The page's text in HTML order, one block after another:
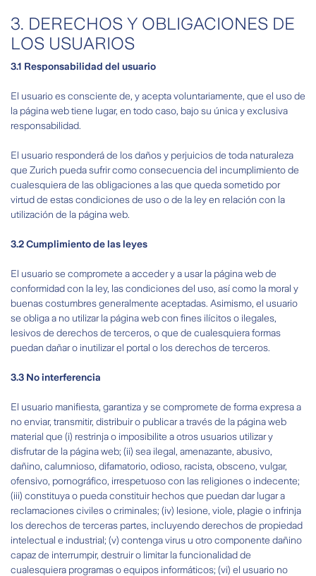
3. DERECHOS Y OBLIGACIONES DE
LOS USUARIOS
3.1 Responsabilidad del usuario
El usuario es consciente de, y acepta voluntariamente, que el uso de
la página web tiene lugar, en todo caso, bajo su única y exclusiva
responsabilidad.
El usuario responderá de los daños y perjuicios de toda naturaleza
que Zurich pueda sufrir como consecuencia del incumplimiento de
cualesquiera de las obligaciones a las que queda sometido por
virtud de estas condiciones de uso o de la ley en relación con la
utilización de la página web.
3.2 Cumplimiento de las leyes
El usuario se compromete a acceder y a usar la página web de
conformidad con la ley, las condiciones del uso, así como la moral y
buenas costumbres generalmente aceptadas. Asimismo, el usuario
se obliga a no utilizar la página web con fines ilícitos o ilegales,
lesivos de derechos de terceros, o que de cualesquiera formas
puedan dañar o inutilizar el portal o los derechos de terceros.
3.3 No interferencia
El usuario manifiesta, garantiza y se compromete de forma expresa a
no enviar, transmitir, distribuir o publicar a través de la página web
material que (i) restrinja o imposibilite a otros usuarios utilizar y
disfrutar de la página web; (ii) sea ilegal, amenazante, abusivo,
dañino, calumnioso, difamatorio, odioso, racista, obsceno, vulgar,
ofensivo, pornográfico, irrespetuoso con las religiones o indecente;
(iii) constituya o pueda constituir hechos que puedan dar lugar a
reclamaciones civiles o criminales; (iv) lesione, viole, plagie o infrinja
los derechos de terceras partes, incluyendo derechos de propiedad
intelectual e industrial; (v) contenga virus u otro componente dañino
capaz de interrumpir, destruir o limitar la funcionalidad de
cualesquiera programas o equipos informáticos; (vi) el usuario no